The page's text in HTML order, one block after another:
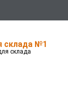
склада №1
склада